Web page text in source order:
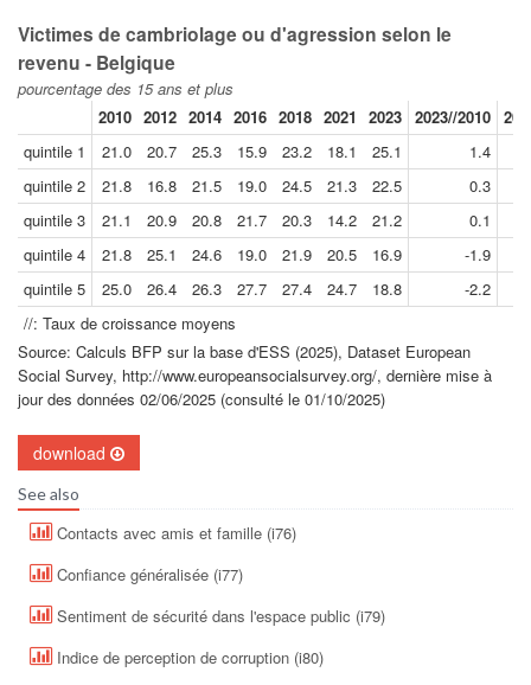
Victimes de cambriolage ou d'agression selon le
revenu - Belgique
pourcentage des 15 ans et plus
2010 2012 2014 2016 2018 2021 2023 2023//2010
quintile 1
21.0 20.7 25.3 15.9 23.2 18.1 25.1
1.4
quintile 2
21.8 16.8 21.5 19.0 24.5 21.3 22.5
0.3
quintile 3
21.1 20.9 20.8 21.7 20.3 14.2 21.2
0.1
quintile 4
21.8 25.1 24.6 19.0 21.9 20.5 16.9
-1.9
quintile 5
25.0 26.4 26.3 27.7 27.4 24.7 18.8
-2.2
//: Taux de croissance moyens
Source: Calculs BFP sur la base d'ESS (2025), Dataset European
Social Survey, http://www.europeansocialsurvey.org/, dernière mise à
jour des données 02/06/2025 (consulté le 01/10/2025)
download
See also
Contacts avec amis et famille (i76)
Confiance généralisée (i77)
Sentiment de sécurité dans l'espace public (i79)
Indice de perception de corruption (i80)